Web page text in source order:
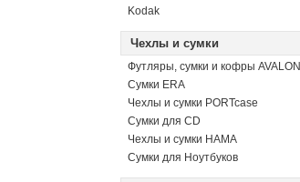
Kodak
Чехлы и сумки
Футляры, сумки и кофры AVALON
Сумки ERA
Чехлы и сумки PORTcase
Сумки для CD
Чехлы и сумки HAMA
Сумки для Ноутбуков